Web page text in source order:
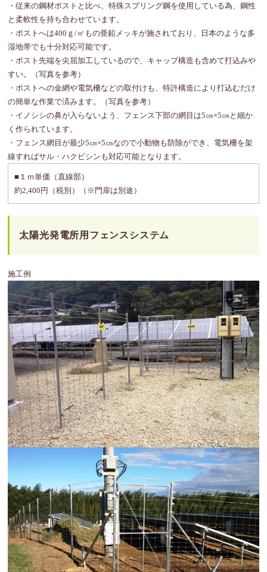
・従来の鋼材ポストと比べ、特殊スプリング鋼を使用している為、鋼性
と柔軟性を持ち合わせています。
・ポストへは400ｇ/㎡もの亜鉛メッキが施されており、日本のような多
湿地帯でも十分対応可能です。
・ポスト先端を尖屈加工しているので、キャップ構造も含めて打込みや
すい。（写真を参考）
・ポストへの金網や電気柵などの取付けも、特許構造により打込むだけ
の簡単な作業で済みます。（写真を参考）
・イノシシの鼻が入らないよう、フェンス下部の網目は5㎝×5㎝と細か
く作られています。
・フェンス網目が最少5㎝×5㎝なので小動物も防除ができ、電気柵を架
線すればサル・ハクビシンも対応可能となります。
■１ｍ単価（直線部）
約2,400円（税別）（※門扉は別途）
太陽光発電所用フェンスシステム
施工例